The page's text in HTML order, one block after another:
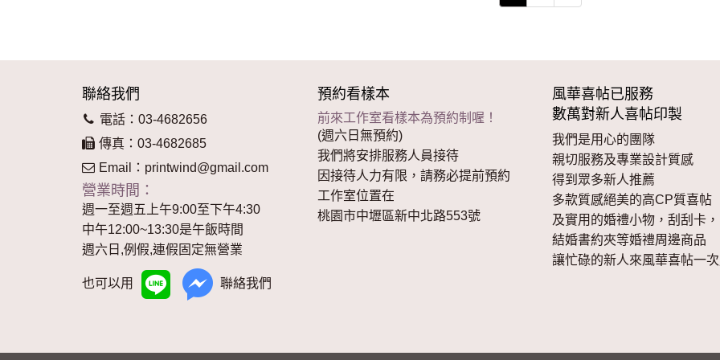
聯絡我們
電話：03-4682656
傳真：03-4682685
Email： printwind@gmail.com
營業時間：
週一至週五上午9:00至下午4:30
中午12:00~13:30是午飯時間
週六日,例假,連假固定無營業
也可以用 聯絡我們
預約看樣本
前來工作室看樣本為預約制喔！
(週六日無預約)
我們將安排服務人員接待
因接待人力有限，請務必提前預約
工作室位置在
桃園市中壢區新中北路553號
風華喜帖已服務
數萬對新人喜帖印製
我們是用心的團隊
親切服務及專業設計質感
得到眾多新人推薦
多款質感絕美的高CP質喜帖
及實用的婚禮小物，刮刮卡，
結婚書約夾等婚禮周邊商品
讓忙碌的新人來風華喜帖一